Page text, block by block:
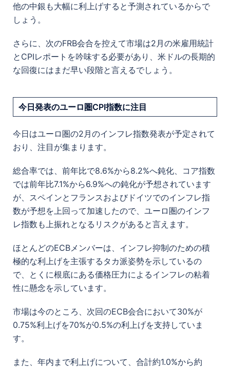
他の中銀も大幅に利上げすると予測されているからで
しょう。
さらに、次のFRB会合を控えて市場は2月の米雇用統計
とCPIレポートを吟味する必要があり、米ドルの長期的
な回復にはまだ早い段階と言えるでしょう。
今日発表のユーロ圏CPI指数に注目
今日はユーロ圏の2月のインフレ指数発表が予定されて
おり、注目が集まります。
総合率では、前年比で8.6%から8.2%へ鈍化、コア指数
では前年比7.1%から6.9%への鈍化が予想されています
が、スペインとフランスおよびドイツでのインフレ指
数が予想を上回って加速したので、ユーロ圏のインフ
レ指数も上振れとなるリスクがあると言えます。
ほとんどのECBメンバーは、インフレ抑制のための積
極的な利上げを主張するタカ派姿勢を示しているの
で、とくに根底にある価格圧力によるインフレの粘着
性に懸念を示しています。
市場は今のところ、次回のECB会合において30%が
0.75%利上げを70%が0.5%の利上げを支持していま
す。
また、年内まで利上げについて、合計約1.0%から約